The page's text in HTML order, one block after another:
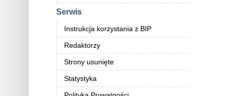
Serwis
Instrukcja korzystania z BIP
Redaktorzy
Strony usunięte
Statystyka